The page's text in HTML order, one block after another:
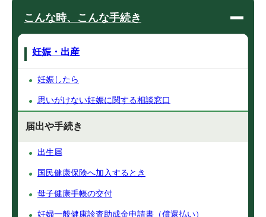
こんな時、こんな手続き
妊娠・出産
妊娠したら
思いがけない妊娠に関する相談窓口
届出や手続き
出生届
国民健康保険へ加入するとき
母子健康手帳の交付
妊婦一般健康診査助成金申請書（償還払い）